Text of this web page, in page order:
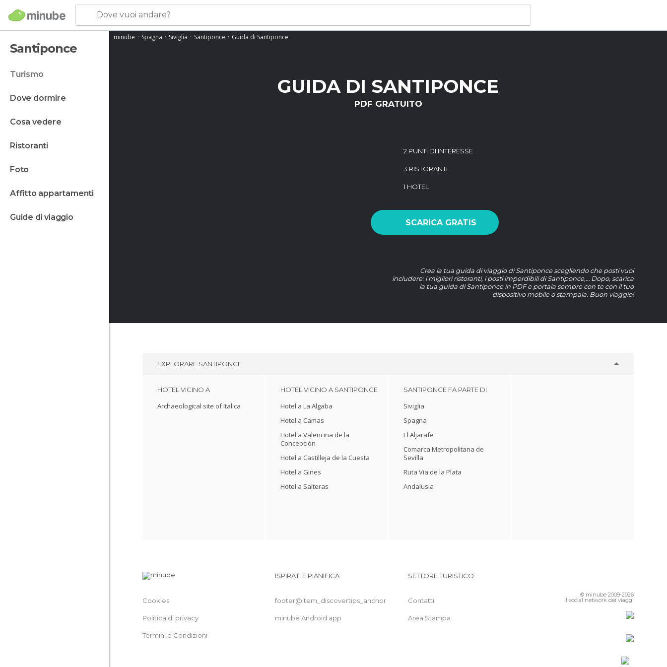
Dove vuoi andare?
Santiponce
turismo
dove dormire
cosa vedere
ristoranti
foto
affitto appartamenti
guide di viaggio
minube Spagna Siviglia Santiponce Guida di Santiponce
GUIDA DI SANTIPONCE
PDF GRATUITO
2 PUNTI DI INTERESSE
3 RISTORANTI
1 HOTEL
SCARICA GRATIS
Crea la tua guida di viaggio di Santiponce scegliendo che posti vuoi
includere: i migliori ristoranti, i posti imperdibili di Santiponce,… Dopo, scarica
la tua guida di Santiponce in PDF e portala sempre con te con il tuo
dispositivo mobile o stampala. Buon viaggio!
EXPLORARE SANTIPONCE
HOTEL VICINO A
Archaeological site of Italica
HOTEL VICINO A SANTIPONCE
Hotel a La Algaba
Hotel a Camas
Hotel a Valencina de la
Concepción
Hotel a Castilleja de la Cuesta
Hotel a Gines
Hotel a Salteras
SANTIPONCE FA PARTE DI
Siviglia
Spagna
El Aljarafe
Comarca Metropolitana de
Sevilla
Ruta Via de la Plata
Andalusia
Cookies
Politica di privacy
Termini e Condizioni
ISPIRATI E PIANIFICA
footer@item_discovertips_anchor
minube Android app
SETTORE TURISTICO
Contatti
Area Stampa
© minube 2009-2026
il social network dei viaggi